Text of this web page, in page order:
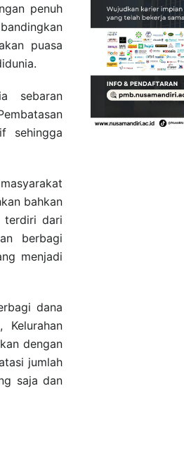
penuh
puasa
sebaran
sehingga
bahkan
terdiri dari
berbagi
menjadi
dana
dengan
jumlah
saja dan